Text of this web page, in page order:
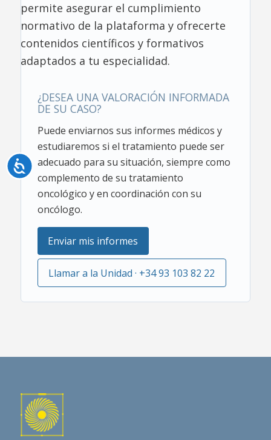
Accesibilidad
permite asegurar el cumplimiento
normativo de la plataforma y ofrecerte
contenidos científicos y formativos
adaptados a tu especialidad.
¿DESEA UNA VALORACIÓN INFORMADA
DE SU CASO?
Puede enviarnos sus informes médicos y
estudiaremos si el tratamiento puede ser
adecuado para su situación, siempre como
complemento de su tratamiento
oncológico y en coordinación con su
oncólogo.
Enviar mis informes
Llamar a la Unidad · +34 93 103 82 22